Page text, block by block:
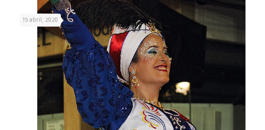
15 abril, 2020